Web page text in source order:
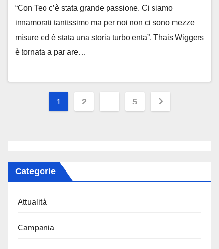
“Con Teo c’è stata grande passione. Ci siamo
innamorati tantissimo ma per noi non ci sono mezze
misure ed è stata una storia turbolenta”. Thais Wiggers
è tornata a parlare…
Paginazione
1 2 … 5
Categorie
Attualità
Campania